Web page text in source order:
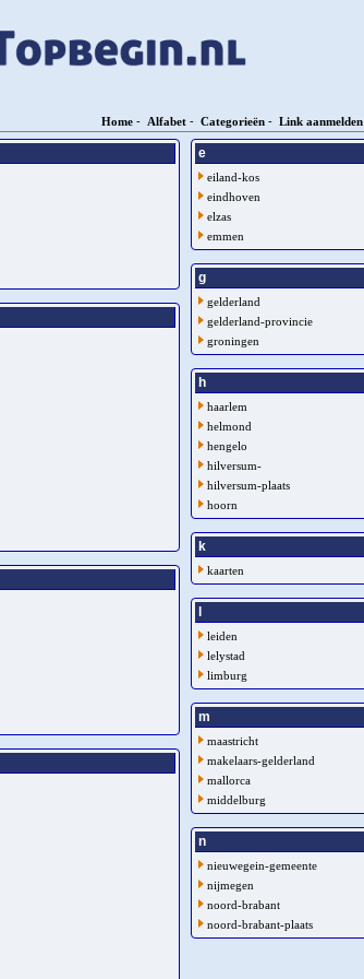
Home - Alfabet - Categorieën - Link aanmelden
e
eiland-kos
eindhoven
elzas
emmen
g
gelderland
gelderland-provincie
groningen
h
haarlem
helmond
hengelo
hilversum-
hilversum-plaats
hoorn
k
kaarten
leiden
lelystad
limburg
m
maastricht
makelaars-gelderland
mallorca
middelburg
n
nieuwegein-gemeente
nijmegen
noord-brabant
noord-brabant-plaats